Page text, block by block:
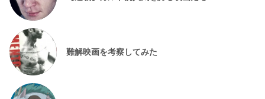
難解映画を考察してみた